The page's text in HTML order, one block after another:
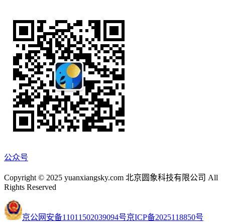
公众号
Copyright © 2025 yuanxiangsky.com 北京圆象科技有限公司 All
Rights Reserved
京公网安备11011502039094号京ICP备2025118850号